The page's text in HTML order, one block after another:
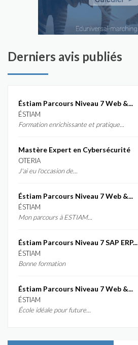
Derniers avis publiés
Éstiam Parcours Niveau 7 Web &...
ÉSTIAM
Formation enrichissante et pratique...
Mastère Expert en Cybersécurité
OTERIA
J'ai eu l'occasion de...
Éstiam Parcours Niveau 7 Web &...
ÉSTIAM
Mon parcours à ESTIAM...
Éstiam Parcours Niveau 7 SAP ERP...
ÉSTIAM
Bonne formation
Éstiam Parcours Niveau 7 Web &...
ÉSTIAM
École idéale pour future...